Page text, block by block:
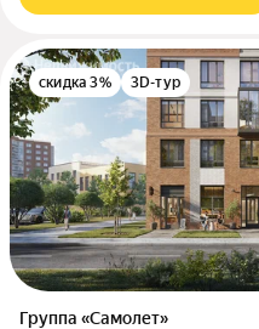
скидка 3% 3D-тур
Группа «Самолет»